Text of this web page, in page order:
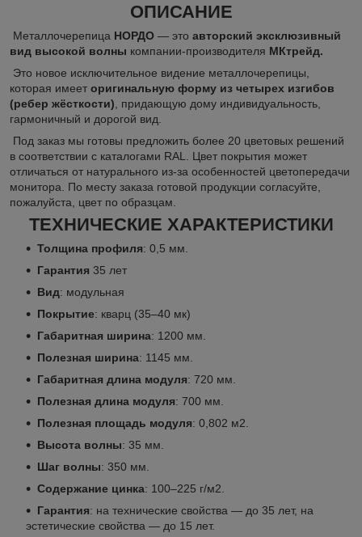
ОПИСАНИЕ
Металлочерепица НОРДО — это авторский эксклюзивный
вид высокой волны компании-производителя МКтрейд.
Это новое исключительное видение металлочерепицы,
которая имеет оригинальную форму из четырех изгибов
(ребер жёсткости) , придающую дому индивидуальность,
гармоничный и дорогой вид.
Под заказ мы готовы предложить более 20 цветовых решений
в соответствии с каталогами RAL. Цвет покрытия может
отличаться от натурального из-за особенностей цветопередачи
монитора. По месту заказа готовой продукции согласуйте,
пожалуйста, цвет по образцам.
ТЕХНИЧЕСКИЕ ХАРАКТЕРИСТИКИ
Толщина профиля: 0,5 мм.
Гарантия 35 лет
Вид: модульная
Покрытие: кварц (35–40 мк)
Габаритная ширина: 1200 мм.
Полезная ширина: 1145 мм.
Габаритная длина модуля: 720 мм.
Полезная длина модуля: 700 мм.
Полезная площадь модуля: 0,802 м2
Высота волны: 35 мм.
Шаг волны: 350 мм.
Содержание цинка: 100–225 г/м2
Гарантия: на технические свойства — до 35 лет, на
эстетические свойства — до 15 лет.